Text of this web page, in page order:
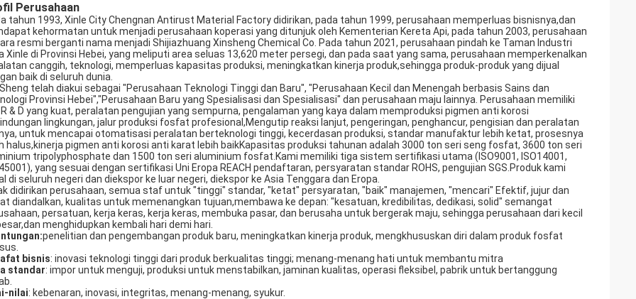
Perusahaan
tahun 1993, Xinle City Chengnan Antirust Material Factory didirikan, pada tahun 1999, perusahaan memperluas bisnisnya,dan
kehormatan untuk menjadi perusahaan koperasi yang ditunjuk oleh Kementerian Kereta Api, pada tahun 2003, perusahaan
resmi berganti nama menjadi Shijiazhuang Xinsheng Chemical Co. Pada tahun 2021, perusahaan pindah ke Taman Industri
Xinle di Provinsi Hebei, yang meliputi area seluas 13,620 meter persegi, dan pada saat yang sama, perusahaan memperkenalkan
canggih, teknologi, memperluas kapasitas produksi, meningkatkan kinerja produk,sehingga produk-produk yang dijual
baik di seluruh dunia.
telah diakui sebagai "Perusahaan Teknologi Tinggi dan Baru", "Perusahaan Kecil dan Menengah berbasis Sains dan
Provinsi Hebei","Perusahaan Baru yang Spesialisasi dan Spesialisasi" dan perusahaan maju lainnya. Perusahaan memiliki
& D yang kuat, peralatan pengujian yang sempurna, pengalaman yang kaya dalam memproduksi pigmen anti korosi
lingkungan, jalur produksi fosfat profesional,Mengutip reaksi lanjut, pengeringan, penghancur, pengisian dan peralatan
untuk mencapai otomatisasi peralatan berteknologi tinggi, kecerdasan produksi, standar manufaktur lebih ketat, prosesnya
halus,kinerja pigmen anti korosi anti karat lebih baikKapasitas produksi tahunan adalah 3000 ton seri seng fosfat, 3600 ton seri
tripolyphosphate dan 1500 ton seri aluminium fosfat.Kami memiliki tiga sistem sertifikasi utama (ISO9001, ISO14001,
yang sesuai dengan sertifikasi Uni Eropa REACH pendaftaran, persyaratan standar ROHS, pengujian SGS.Produk kami
di seluruh negeri dan diekspor ke luar negeri, diekspor ke Asia Tenggara dan Eropa.
didirikan perusahaan, semua staf untuk "tinggi" standar, "ketat" persyaratan, "baik" manajemen, "mencari" Efektif, jujur dan
diandalkan, kualitas untuk memenangkan tujuan,membawa ke depan: "kesatuan, kredibilitas, dedikasi, solid" semangat
persatuan, kerja keras, kerja keras, membuka pasar, dan berusaha untuk bergerak maju, sehingga perusahaan dari kecil
menghidupkan kembali hari demi hari.
penelitian dan pengembangan produk baru, meningkatkan kinerja produk, mengkhususkan diri dalam produk fosfat
bisnis: inovasi teknologi tinggi dari produk berkualitas tinggi; menang-menang hati untuk membantu mitra
standar: impor untuk menguji, produksi untuk menstabilkan, jaminan kualitas, operasi fleksibel, pabrik untuk bertanggung
nilai: kebenaran, inovasi, integritas, menang-menang, syukur.